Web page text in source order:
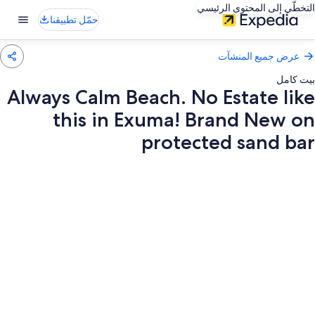
التخطّي إلى المحتوى الرئيسي
حمّل تطبيقنا
عرض جميع المنشآت
بيت كامل
Always Calm Beach. No Estate like
this in Exuma! Brand New on
protected sand bar